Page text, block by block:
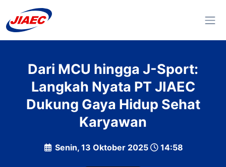
Dari MCU hingga J-Sport:
Langkah Nyata PT JIAEC
Dukung Gaya Hidup Sehat
Karyawan
Senin, 13 Oktober 2025 14:58